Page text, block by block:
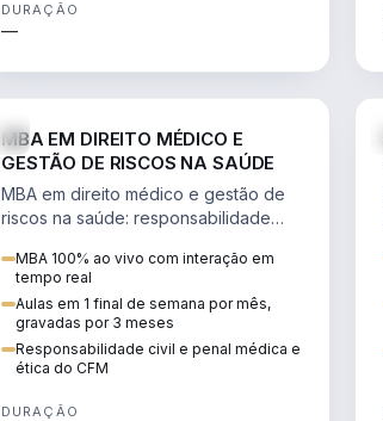
DURAÇÃO
—
MBA EM DIREITO MÉDICO E
GESTÃO DE RISCOS NA SAÚDE
MBA em direito médico e gestão de
riscos na saúde: responsabilidade
judicialização e planejamento
patrimonial.
MBA 100% ao vivo com interação em
tempo real
Aulas em 1 final de semana por mês,
gravadas por 3 meses
Responsabilidade civil e penal médica e
ética do CFM
DURAÇÃO